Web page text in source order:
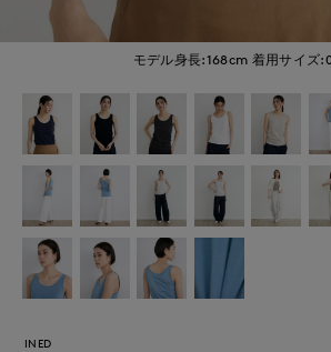
モデル身長:168cm 着用サイズ
INED